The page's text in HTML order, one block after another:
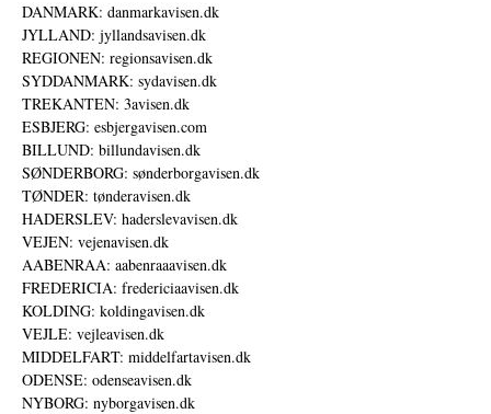
DANMARK: danmarkavisen.dk
JYLLAND: jyllandsavisen.dk
REGIONEN: regionsavisen.dk
SYDDANMARK: sydavisen.dk
TREKANTEN: 3avisen.dk
ESBJERG: esbjergavisen.com
BILLUND: billundavisen.dk
SØNDERBORG: sønderborgavisen.dk
TØNDER: tønderavisen.dk
HADERSLEV: haderslevavisen.dk
VEJEN: vejenavisen.dk
AABENRAA: aabenraaavisen.dk
FREDERICIA: fredericiaavisen.dk
KOLDING: koldingavisen.dk
VEJLE: vejleavisen.dk
MIDDELFART: middelfartavisen.dk
ODENSE: odenseavisen.dk
NYBORG: nyborgavisen.dk